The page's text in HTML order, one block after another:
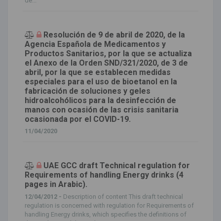
Resolución de 9 de abril de 2020, de la
Agencia Española de Medicamentos y
Productos Sanitarios, por la que se actualiza
el Anexo de la Orden SND/321/2020, de 3 de
abril, por la que se establecen medidas
especiales para el uso de bioetanol en la
fabricación de soluciones y geles
hidroalcohólicos para la desinfección de
manos con ocasión de las crisis sanitaria
ocasionada por el COVID-19.
11/04/2020
UAE GCC draft Technical regulation for
Requirements of handling Energy drinks (4
pages in Arabic).
12/04/2012 - Description of content This draft technical
regulation is concerned with regulation for Requirements of
handling Energy drinks, which specifies the definitions of